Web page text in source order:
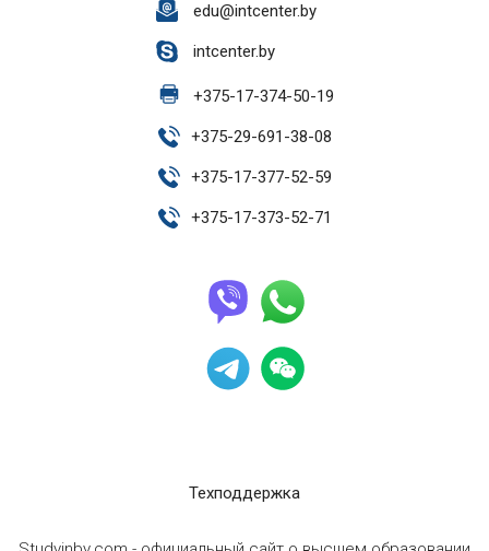
edu@intcenter.by
intcenter.by
+375-17-374-50-19
+375-29-691-38-08
+375-17-377-52-59
+375-17-373-52-71
Техподдержка